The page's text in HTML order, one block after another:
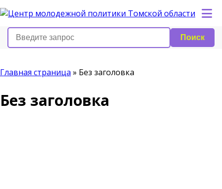
Поиск
Главная страница » Без заголовка
Без заголовка